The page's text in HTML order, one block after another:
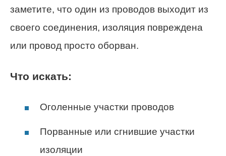
заметите, что один из проводов выходит из
своего соединения, изоляция повреждена
или провод просто оборван.
Что искать:
Оголенные участки проводов
Порванные или сгнившие участки
изоляции